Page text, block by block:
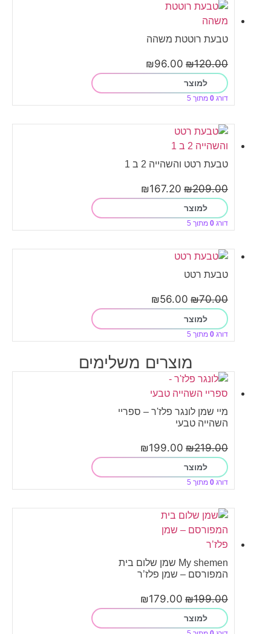
טבעת רוטטת משהה
₪120.00
₪96.00
למוצר
דורג 0 מתוך 5
טבעת רטט והשהייה 2 ב 1
₪209.00
₪167.20
למוצר
דורג 0 מתוך 5
טבעת רטט
₪70.00
₪56.00
למוצר
דורג 0 מתוך 5
מוצרים משלימים
מיי שמן לונגר פלז'ר – ספריי
השהייה טבעי
₪219.00
₪199.00
למוצר
דורג 0 מתוך 5
My shemen שמן שלום בית
המפורסם – שמן פלז’ר
₪199.00
₪179.00
למוצר